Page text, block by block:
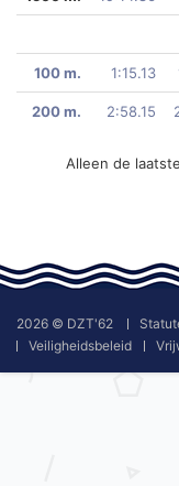
100 m. 1:15.13
200 m. 2:58.15
Alleen de
2026 © DZT'62
Veiligheidsbeleid